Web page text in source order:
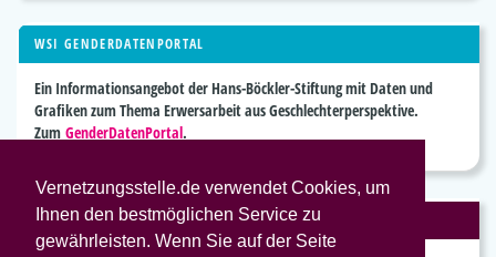
Vernetzungsstelle.de verwendet Cookies, um
Ihnen den bestmöglichen Service zu
gewährleisten. Wenn Sie auf der Seite
WSI GENDERDATENPORTAL
Ein Informationsangebot der Hans-Böckler-Stiftung mit Daten und
Grafiken zum Thema Erwersarbeit aus Geschlechterperspektive.
Zum GenderDatenPortal.
VEREINBARKEIT VON FAMILIE UND BERUF